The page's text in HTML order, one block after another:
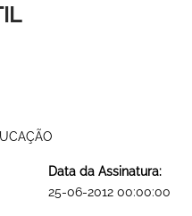
Data da Assinatura:
25-06-2012 00:00:00